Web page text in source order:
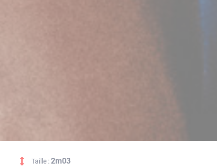
Taille :2m03